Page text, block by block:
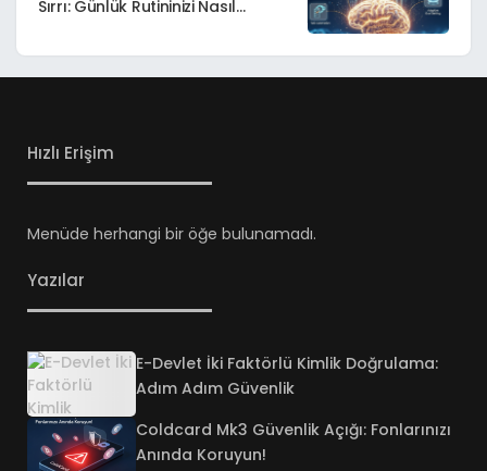
Sırrı: Günlük Rutininizi Nasıl
Hızlı Erişim
Menüde herhangi bir öğe bulunamadı.
Yazılar
E-Devlet İki Faktörlü Kimlik Doğrulama:
Adım Adım Güvenlik
Coldcard Mk3 Güvenlik Açığı: Fonlarınızı
Anında Koruyun!